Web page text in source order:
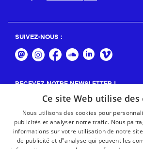
SUIVEZ-NOUS :
RECEVEZ NOTRE NEWSLETTER !
Ce site Web utilise des
Nous utilisons des cookies pour
publicités et analyser notre trafic. Nous
informations sur votre utilisation de notre
de publicité et d"analyse qui peuvent les